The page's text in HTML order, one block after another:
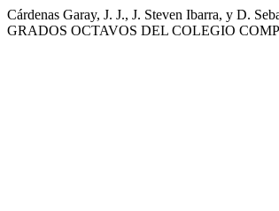
Cárdenas Garay, J. J., J. Steven Ibarra, y
GRADOS OCTAVOS DEL COLEGIO